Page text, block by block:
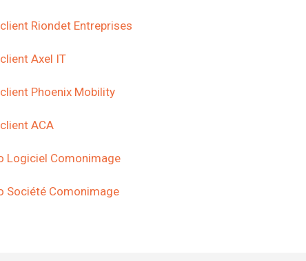
Riondet Entreprises
Axel IT
Phoenix Mobility
ACA
Logiciel Comonimage
Société Comonimage